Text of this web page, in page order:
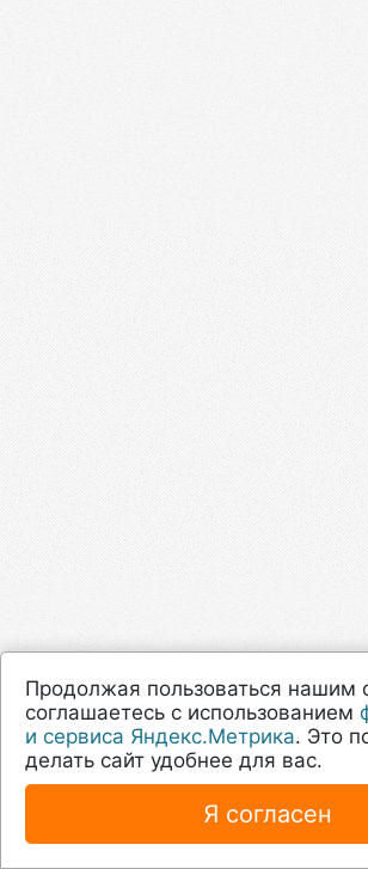
Продолжая пользоваться нашим
соглашаетесь с использованием
и сервиса Яндекс.Метрика. Это
делать сайт удобнее для вас.
Я согласен